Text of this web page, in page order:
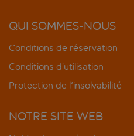
QUI SOMMES-NOUS
Conditions de réservation
Conditions d’utilisation
Protection de l'insolvabilité
NOTRE SITE WEB